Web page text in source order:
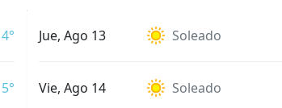
Jue, Ago 13 Soleado
Vie, Ago 14 Soleado